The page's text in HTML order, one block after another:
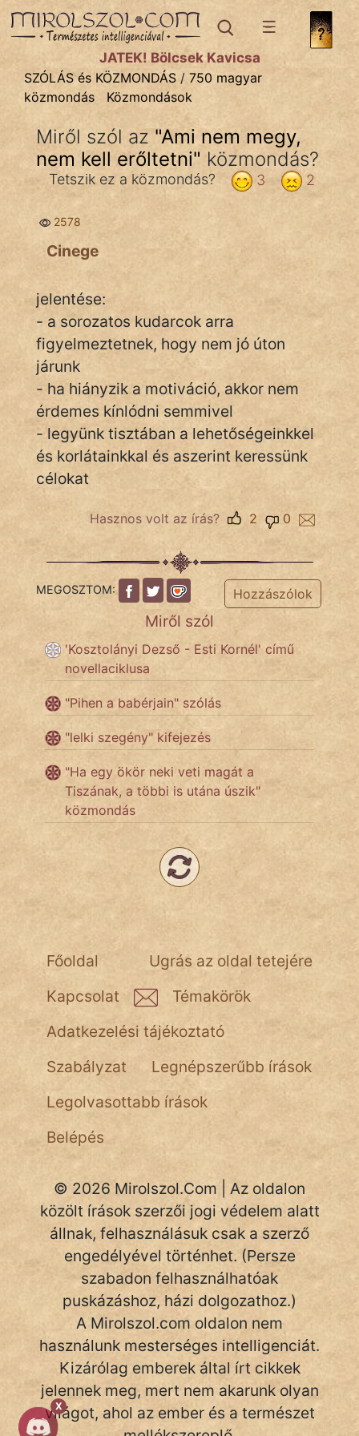
X
SZÓLÁS ÉS KÖZMONDÁStémák:
Bibliai
Kifejezések
Közmondások
Rímelő
Szóláscsoportok
Szólások
Tréfás
IRODALOM
SZÓLÁS
És
ZENE
ÉLETMÓD
MAGYARSÁG
És
TÖRTÉNELEM
Népszerű szerzőink:
Jób Gedeon
Láron Ádám
mikkamakka
vörös ördög
nagyöreg
NapHold
Név nélkül
pszichopati
szegény legény
Hoffer Botond
szemfüles
JÁTÉK! Bölcsek Kavicsa
SZÓLÁS és KÖZMONDÁS / 750 magyar
közmondás
Közmondások
Miről szól az "Ami nem megy,
nem kell erőltetni" közmondás?
2
3
Tetszik ez a közmondás?
2578
Cinege
jelentése:
- a sorozatos kudarcok arra
figyelmeztetnek, hogy nem jó úton
járunk
- ha hiányzik a motiváció, akkor nem
érdemes kínlódni semmivel
- legyünk tisztában a lehetőségeinkkel
és korlátainkkal és aszerint keressünk
célokat
Hasznos volt az írás? 0
2
MEGOSZTOM: Hozzászólok
Miről szól
'Kosztolányi Dezső - Esti Kornél' című
novellaciklusa
"Pihen a babérjain" szólás
"lelki szegény" kifejezés
"Ha egy ökör neki veti magát a
Tiszának, a többi is utána úszik"
közmondás
Ugrás az oldal tetejére
Főoldal
Kapcsolat
Témakörök
Adatkezelési tájékoztató
Szabályzat
Legnépszerűbb írások
Legolvasottabb írások
Belépés
© 2026 Mirolszol.Com | Az oldalon
közölt írások szerzői jogi védelem alatt
állnak, felhasználásuk csak a szerző
engedélyével történhet. (Persze
szabadon felhasználhatóak
puskázáshoz, házi dolgozathoz.)
A Mirolszol.com oldalon nem
használunk mesterséges intelligenciát.
Kizárólag emberek által írt cikkek
jelennek meg, mert nem akarunk olyan
világot, ahol az ember és a természet